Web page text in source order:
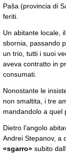
Paša (provincia di
feriti.
Un abitante locale,
sbornia, passando
un trio, tutti i suoi
aveva contratto in
consumati.
Nonostante le
non smaltita, i tre
mandandolo a quel
Dietro l'angolo
Andrei Stepanov, a
«sgarro» subito